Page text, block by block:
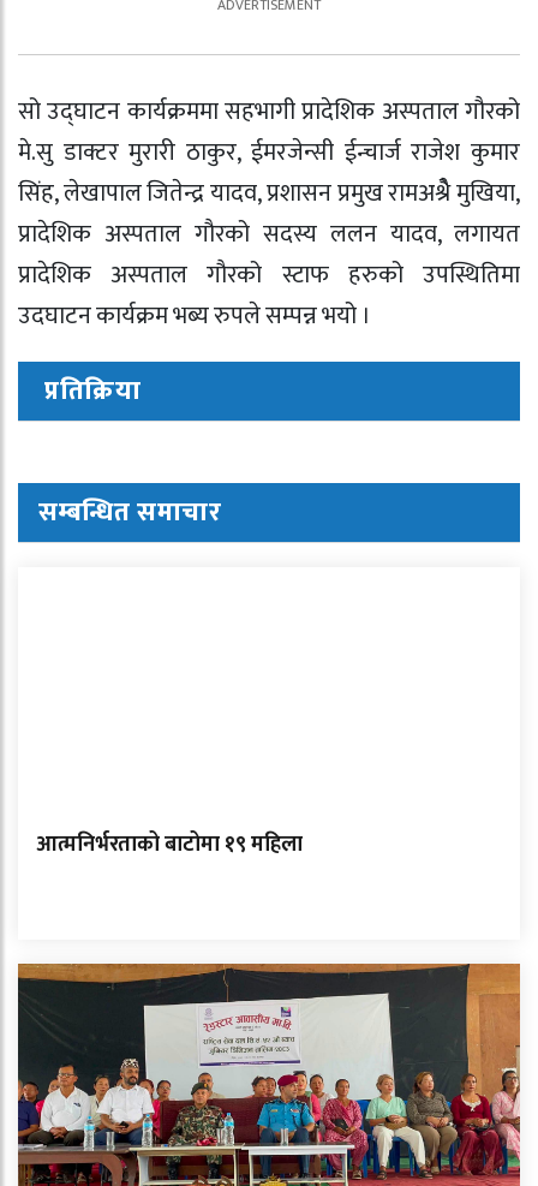
सो उद्घाटन कार्यक्रममा सहभागी प्रादेशिक अस्पताल गौरको
मे.सु डाक्टर मुरारी ठाकुर, ईमरजेन्सी ईन्चार्ज राजेश कुमार
सिंह, लेखापाल जितेन्द्र यादव, प्रशासन प्रमुख रामअश्रेै मुखिया,
प्रादेशिक अस्पताल गौरको सदस्य ललन यादव, लगायत
प्रादेशिक अस्पताल गौरको स्टाफ हरुको उपस्थितिमा
उदघाटन कार्यक्रम भब्य रुपले सम्पन्न भयो ।
प्रतिक्रिया
सम्बन्धित समाचार
आत्मनिर्भरताको बाटोमा १९ महिला